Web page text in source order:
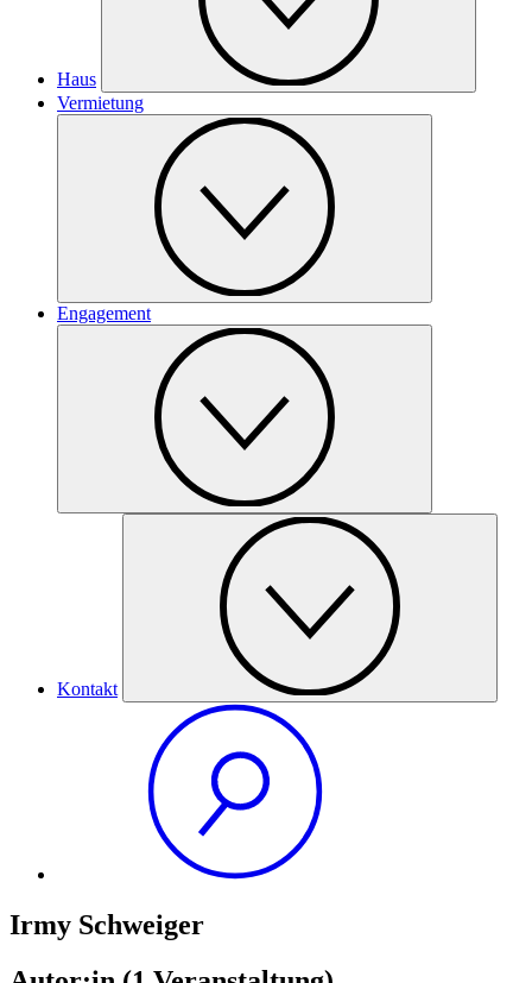
Haus
Vermietung
Engagement
Kontakt
Irmy Schweiger